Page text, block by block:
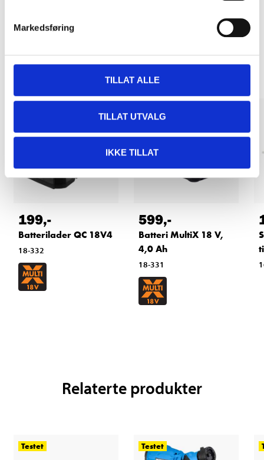
Markedsføring
TILLAT ALLE
TILLAT UTVALG
IKKE TILLAT
Andre kunder har også kjøpt
199,-
Batterilader QC 18V4
18-332
599,-
Batteri MultiX 18 V,
4,0 Ah
18-331
Relaterte produkter
Testet Testet